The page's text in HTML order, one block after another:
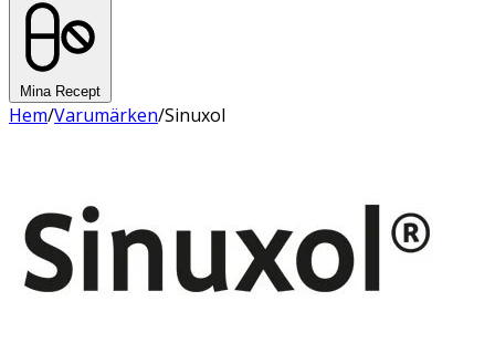
Mina Recept
Hem/Varumärken/Sinuxol